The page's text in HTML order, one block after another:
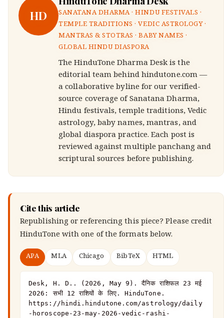
HD
SANATANA DHARMA · HINDU FESTIVALS ·
TEMPLE TRADITIONS · VEDIC ASTROLOGY ·
MANTRAS & STOTRAS · BABY NAMES ·
GLOBAL HINDU DIASPORA
The HinduTone Dharma Desk is the
editorial team behind hindutone.com —
a collaborative byline for our verified-
source coverage of Sanatana Dharma,
Hindu festivals, temple traditions, Vedic
astrology, baby names, mantras, and
global diaspora practice. Each post is
reviewed against multiple panchang and
scriptural sources before publishing.
Cite this article
Republishing or referencing this piece? Please credit
HinduTone with one of the formats below.
APA MLA Chicago BibTeX HTML
Desk, H. D.. (2026, May 9). दैनिक राशिफल 23 मई
2026: सभी 12 राशियों के लिए. HinduTone.
https://hindi.hindutone.com/astrology/daily
-horoscope-23-may-2026-vedic-rashi-